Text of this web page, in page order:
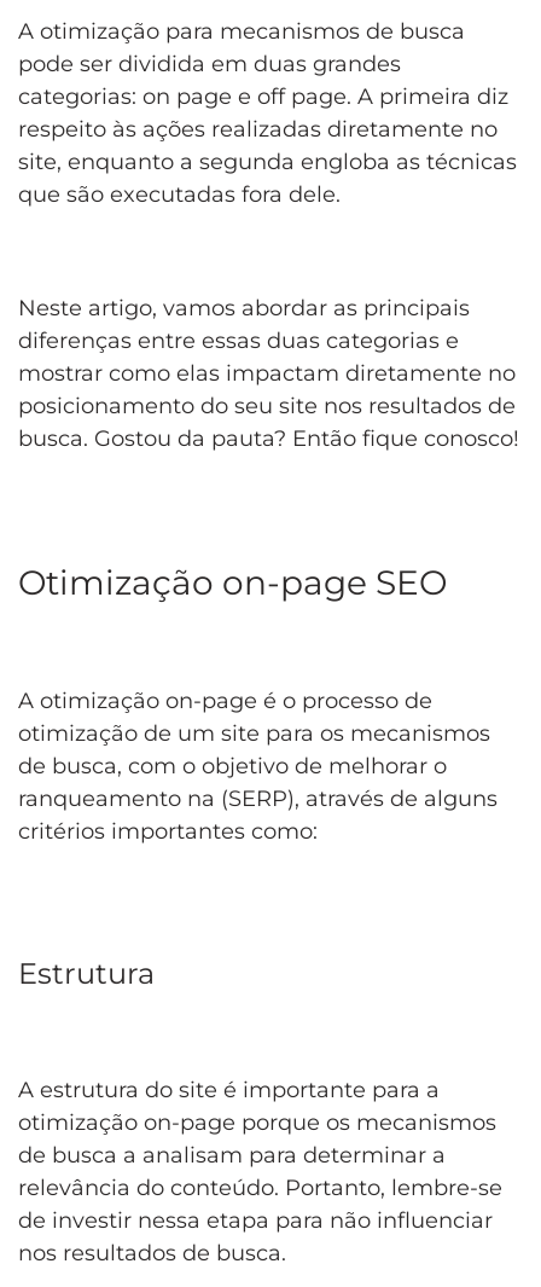
A otimização para mecanismos de busca
pode ser dividida em duas grandes
categorias: on page e off page. A primeira diz
respeito às ações realizadas diretamente no
site, enquanto a segunda engloba as técnicas
que são executadas fora dele.
Neste artigo, vamos abordar as principais
diferenças entre essas duas categorias e
mostrar como elas impactam diretamente no
posicionamento do seu site nos resultados de
busca. Gostou da pauta? Então fique conosco!
Otimização on-page SEO
A otimização on-page é o processo de
otimização de um site para os mecanismos
de busca, com o objetivo de melhorar o
ranqueamento na (SERP), através de alguns
critérios importantes como:
Estrutura
A estrutura do site é importante para a
otimização on-page porque os mecanismos
de busca a analisam para determinar a
relevância do conteúdo. Portanto, lembre-se
de investir nessa etapa para não influenciar
nos resultados de busca.